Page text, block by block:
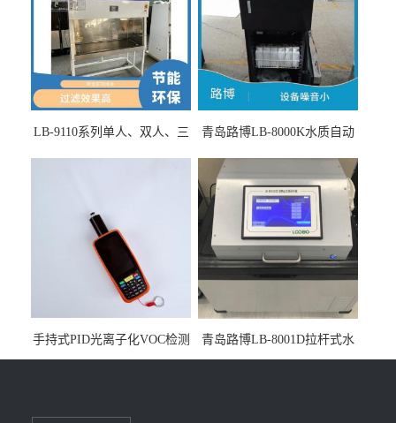
LB-9110系列单人、双人、三
青岛路博LB-8000K水质自动
手持式PID光离子化VOC检测
仪（挥发性有机物设备）
青岛路博LB-8001D拉杆式水
质采样器